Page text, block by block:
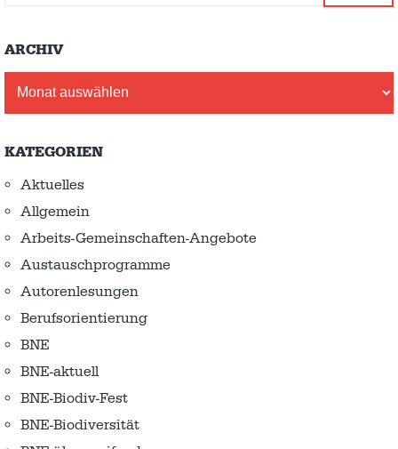
ARCHIV
KATEGORIEN
Aktuelles
Allgemein
Arbeits-Gemeinschaften-Angebote
Austausch­programme
Autorenlesungen
Berufsorientierung
BNE
BNE-aktuell
BNE-Biodiv-Fest
BNE-Biodiversität